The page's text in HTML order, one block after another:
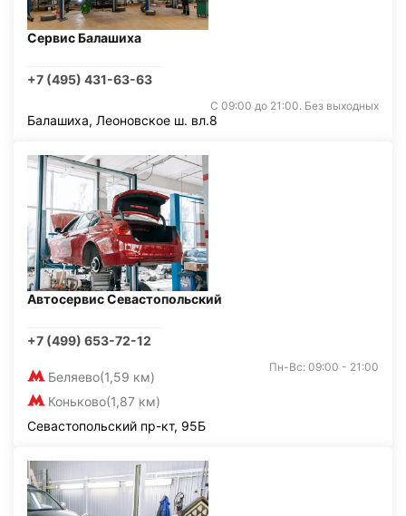
Сервис Балашиха
+7 (495) 431-63-63
С 09:00 до 21:00. Без выходных
Балашиха, Леоновское ш. вл.8
Автосервис Севастопольский
+7 (499) 653-72-12
Беляево(1,59 км)
Коньково(1,87 км)
Пн-Вс: 09:00 - 21:00
Севастопольский пр-кт, 95Б